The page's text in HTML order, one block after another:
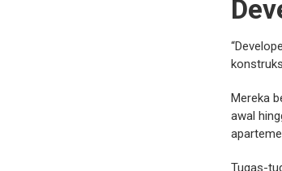
Mereka
awal
Tugas-